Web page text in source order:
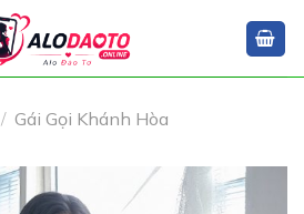
/ Gái Gọi Khánh Hòa